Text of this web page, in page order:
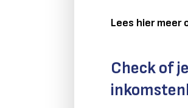
Lees hier meer
Check of